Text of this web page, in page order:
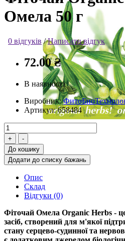
Омела 50 г
0 відгуків /Написати відгук
72.00 ₴
В наявності
Виробник:
Артикул:658484
До кошику
Додати до списку бажань
Опис
Склад
Відгуки (0)
Фіточай Омела Organic Herbs -
засіб, створений для м'якої
стану серцево-судинної та